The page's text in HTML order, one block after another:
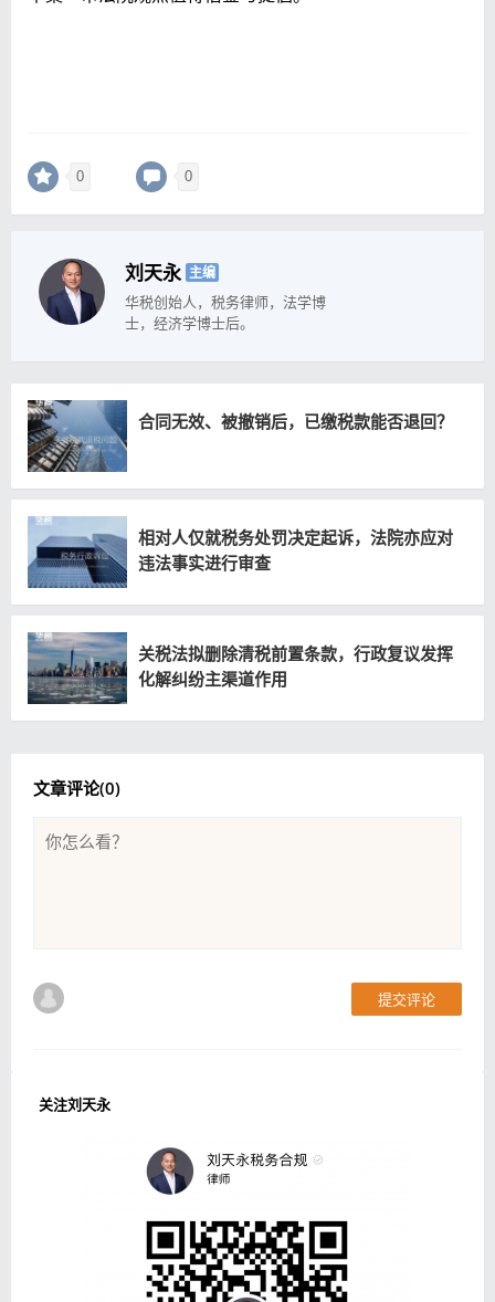
0 0
刘天永 主编
华税创始人，税务律师，法学博
士，经济学博士后。
合同无效、被撤销后，已缴税款能否退回？
相对人仅就税务处罚决定起诉，法院亦应对
违法事实进行审查
关税法拟删除清税前置条款，行政复议发挥
化解纠纷主渠道作用
文章评论(0)
提交评论
关注刘天永